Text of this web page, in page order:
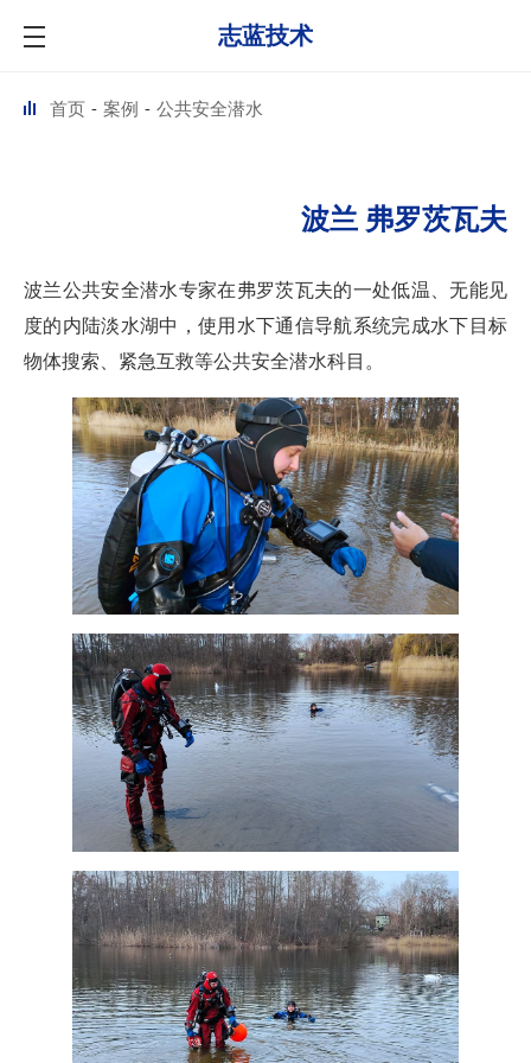
志蓝技术
首页 案例 公共安全潜水
波兰 弗罗茨瓦夫
波兰公共安全潜水专家在弗罗茨瓦夫的一处低温、无能见
度的内陆淡水湖中，使用水下通信导航系统完成水下目标
物体搜索、紧急互救等公共安全潜水科目。